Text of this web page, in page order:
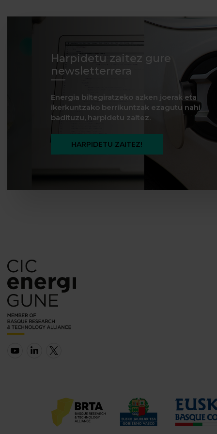
Harpidetu zaitez gure
newsletterrera
Energia biltegiratzeko azken joerak eta
ikerkuntzako berrikuntzak ezagutu nahi
badituzu, harpidetu zaitez.
HARPIDETU ZAITEZ!